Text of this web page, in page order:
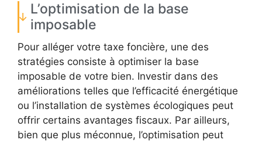
L’optimisation de la base
imposable
Pour alléger votre taxe foncière, une des
stratégies consiste à optimiser la base
imposable de votre bien. Investir dans des
améliorations telles que l’efficacité énergétique
ou l’installation de systèmes écologiques peut
offrir certains avantages fiscaux. Par ailleurs,
bien que plus méconnue, l’optimisation peut